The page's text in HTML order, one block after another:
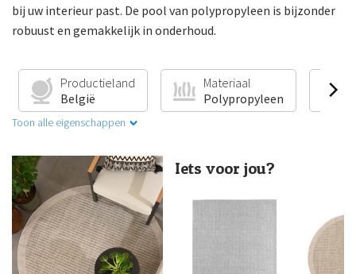
bij uw interieur past. De pool van polypropyleen is bijzonder
robuust en gemakkelijk in onderhoud.
Productieland
België
Materiaal
Polypropyleen
Toon alle eigenschappen
Iets voor jou?